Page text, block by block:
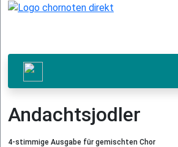
Andachtsjodler
4-stimmige Ausgabe für gemischten Chor